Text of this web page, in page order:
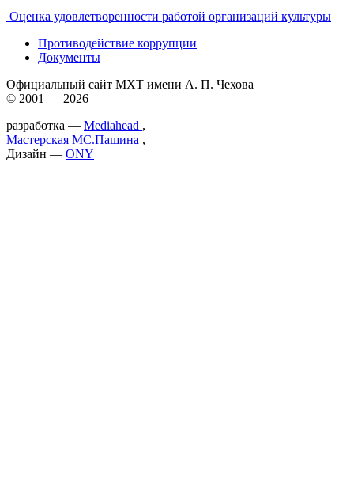
Оценка удовлетворенности работой организаций культуры
Противодействие коррупции
Документы
Официальный сайт МХТ имени А. П. Чехова
© 2001 — 2026
разработка — Mediahead ,
Мастерская МС.Пашина ,
Дизайн — ONY